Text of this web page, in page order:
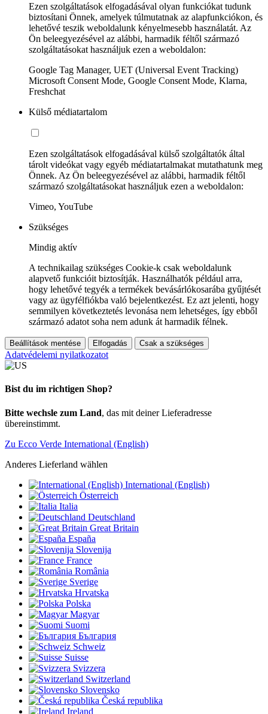
Ezen szolgáltatások elfogadásával olyan funkciókat tudunk
biztosítani Önnek, amelyek túlmutatnak az alapfunkciókon, és
lehetővé teszik weboldalunk kényelmesebb használatát. Az
Ön beleegyezésével az alábbi, harmadik féltől származó
szolgáltatásokat használjuk ezen a weboldalon:
Google Tag Manager, UET (Universal Event Tracking)
Microsoft Consent Mode, Google Consent Mode, Klarna,
Freshchat
Külső médiatartalom
Ezen szolgáltatások elfogadásával külső szolgáltatók által
tárolt videókat vagy egyéb médiatartalmakat mutathatunk meg
Önnek. Az Ön beleegyezésével az alábbi, harmadik féltől
származó szolgáltatásokat használjuk ezen a weboldalon:
Vimeo, YouTube
Szükséges
Mindig aktív
A technikailag szükséges Cookie-k csak weboldalunk
alapvető funkcióit biztosítják. Használhatók például arra,
hogy lehetővé tegyék a termékek bevásárlókosarába gyűjtését
vagy az ügyfélfiókba való bejelentkezést. Ez azt jelenti, hogy
semmilyen következtetés levonása nem lehetséges, így ebből
származó adatot soha nem adunk át harmadik félnek.
Beállítások mentése Elfogadás Csak a szükséges
Adatvédelemi nyilatkozatot
Bist du im richtigen Shop?
Bitte wechsle zum Land, das mit deiner Lieferadresse
übereinstimmt.
Zu Ecco Verde International (English)
Anderes Lieferland wählen
International (English)
Österreich
Italia
Deutschland
Great Britain
España
Slovenija
France
România
Sverige
Hrvatska
Polska
Magyar
Suomi
България
Schweiz
Suisse
Svizzera
Switzerland
Slovensko
Česká republika
Ireland